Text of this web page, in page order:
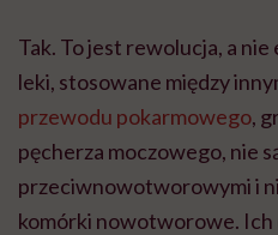
Tak. To jest rewolucja, a
leki, stosowane między
przewodu pokarmowego,
pęcherza moczowego, nie
przeciwnowotworowymi i
komórki nowotworowe. Ich